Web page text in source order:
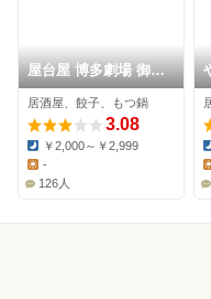
屋台屋 博多劇場 御徒
町店
居酒屋、餃子、もつ鍋
3.08
Dinner:
￥2,000～￥2,999
-
126人